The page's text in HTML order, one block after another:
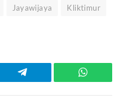
Jayawijaya
Kliktimur
Telegram